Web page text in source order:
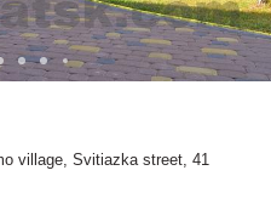
village, Svitiazka street, 41